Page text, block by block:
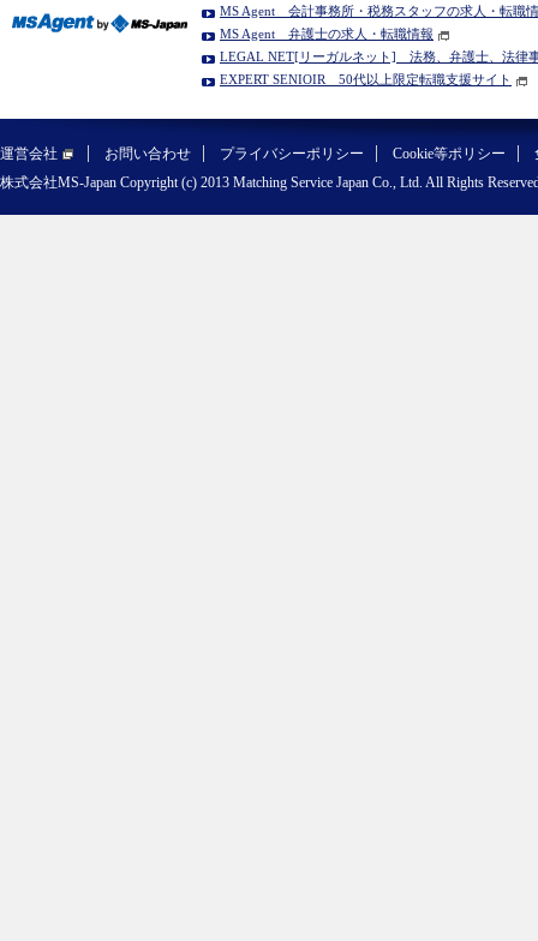
MS Agent 会計事務所・税務スタッフの求人・転職
MS Agent 弁護士の求人・転職情報
LEGAL NET[リーガルネット] 法務、弁護士、法律
EXPERT SENIOIR 50代以上限定転職支援サイト
運営会社 お問い合わせ プライバシーポリシー Cookie等ポリシー
株式会社MS-Japan Copyright (c) 2013 Matching Service Japan Co., Ltd. All Rights